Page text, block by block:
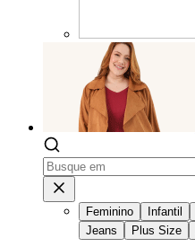
Feminino Infantil
Jeans
Plus Size